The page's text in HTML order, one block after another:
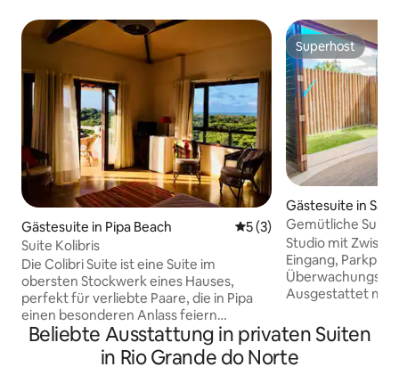
Gästesuite in Pipa Beach Durchschnittliche
5 (3)
Suite Kolibris
Die Colibri Suite ist eine Suite im
obersten Stockwerk eines Hauses,
perfekt für verliebte Paare, die in Pipa
einen besonderen Anlass feiern
möchten. Die Suite verfügt neben
einem Badezimmer über Folgendes:
Fernseher (nur Netflix), Minibar, WLAN,
Superhost
Superhost
Gästesuite in São
ostoso
Gemütliche Suite
eigenem Eingang
Studio mit
Eingang,
Ausgestattet mit
über ein
im
im unteren
Beliebte Ausstattung in privaten Suiten
in Rio Grande do Norte